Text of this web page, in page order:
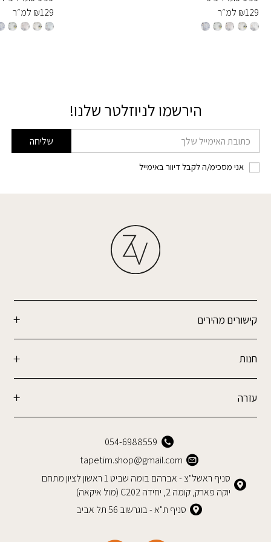
₪129 למ״ר
₪129 למ״ר
הירשמו לניוזלטר שלנו!
דוא׳׳ל שליחה
אני מסכימ/ה לקבל דיוור באימייל
קישורים מהירים
חנות
עזרה
054-6988559
tapetim.shop@gmail.com
סניף ראשל"צ - אברהם בומה שביט 1 ראשון לציון מתחם
יוקה פארק, קומה 2, יחידה C202 (מול איקאה)
סניף ת"א - בוגרשוב 56 תל אביב